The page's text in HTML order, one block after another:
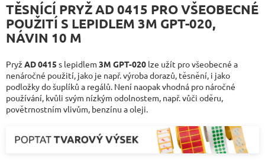
TĚSNÍCÍ PRYŽ AD 0415 PRO VŠEOBECNÉ
POUŽITÍ S LEPIDLEM 3M GPT-020,
NÁVIN 10 M
Pryž AD 0415 s lepidlem 3M GPT-020 lze užít pro všeobecné a
nenáročné použití, jako je např. výroba dorazů, těsnění, i jako
podložky do šuplíků a regálů. Není naopak vhodná pro náročné
používání, kvůli svým nízkým odolnostem, např. vůči oděru,
povětrnostním vlivům, benzínu a oleji.